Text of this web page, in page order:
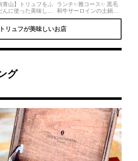
青山】トリュフをふ
んに使った美味しい
理が食べれるお店で
ていてどのお料理も
レストランです？
ランチ✨雅コース✨ 黒毛
和牛サーロインの土鍋ご
はんコース 5,830yen こ
ュフを削っていただきま
トリュフまで❤️ ぷりん最
リュフが美味しいお店
グ